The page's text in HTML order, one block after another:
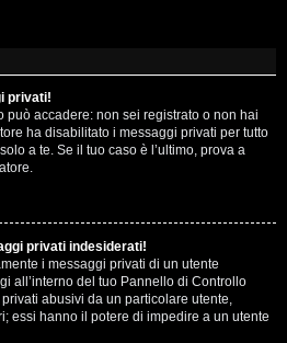
privati!
può accadere: non sei registrato o non hai
ha disabilitato i messaggi privati per tutto
a te. Se il tuo caso è l’ultimo, prova a
privati indesiderati!
i messaggi privati ​​di un utente
all’interno del tuo Pannello di Controllo
​​abusivi da un particolare utente,
essi hanno il potere di impedire a un utente